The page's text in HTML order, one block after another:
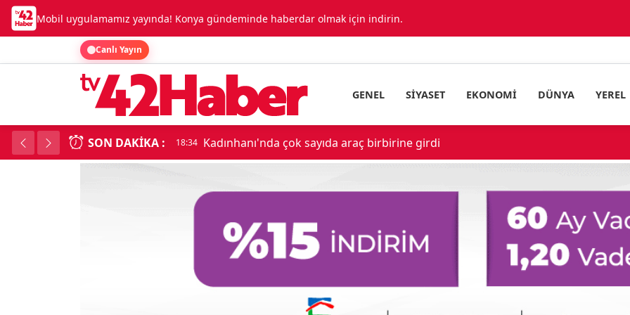
Mobil uygulamamız yayında! Konya gündeminde haberdar olmak için indirin.
Canlı Yayın
GENEL SIYASET EKONOMI DÜNYA YEREL
SON DAKIKA : 18:34 Kadınhanı'nda çok sayıda araç birbirine girdi